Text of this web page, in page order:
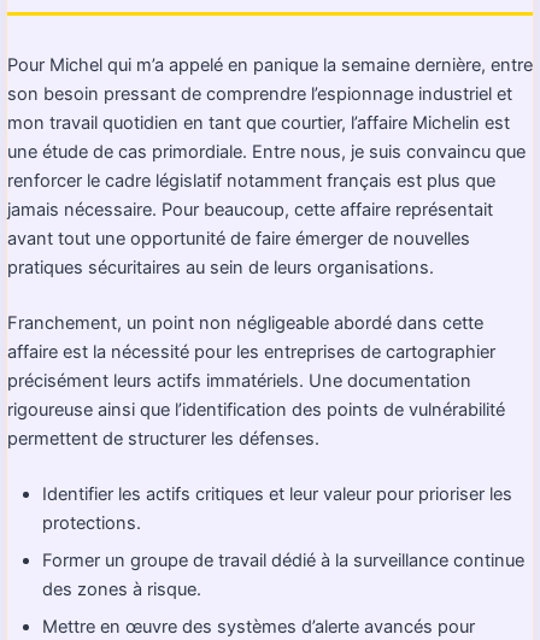
Pour Michel qui m’a appelé en panique la semaine dernière, entre
son besoin pressant de comprendre l’espionnage industriel et
mon travail quotidien en tant que courtier, l’affaire Michelin est
une étude de cas primordiale. Entre nous, je suis convaincu que
renforcer le cadre législatif notamment français est plus que
jamais nécessaire. Pour beaucoup, cette affaire représentait
avant tout une opportunité de faire émerger de nouvelles
pratiques sécuritaires au sein de leurs organisations.
Franchement, un point non négligeable abordé dans cette
affaire est la nécessité pour les entreprises de cartographier
précisément leurs actifs immatériels. Une documentation
rigoureuse ainsi que l’identification des points de vulnérabilité
permettent de structurer les défenses.
Identifier les actifs critiques et leur valeur pour prioriser les
protections.
Former un groupe de travail dédié à la surveillance continue
des zones à risque.
Mettre en œuvre des systèmes d’alerte avancés pour